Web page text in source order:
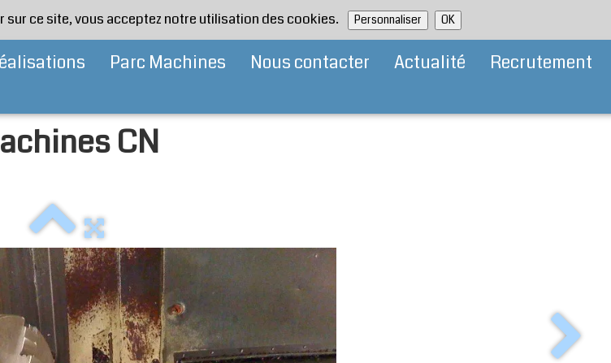
sur ce site, vous acceptez notre utilisation des cookies. Personnaliser OK
Parc Machines Nous contacter Actualité Recrutement
CN